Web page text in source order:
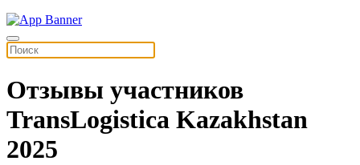
Отзывы участников
TransLogistica Kazakhstan
2025